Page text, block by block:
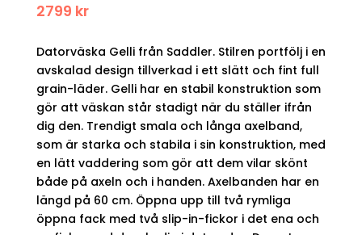
2799 kr
Datorväska Gelli från Saddler. Stilren portfölj i en
avskalad design tillverkad i ett slätt och fint full
grain-läder. Gelli har en stabil konstruktion som
gör att väskan står stadigt när du ställer ifrån
dig den. Trendigt smala och långa axelband,
som är starka och stabila i sin konstruktion, med
en lätt vaddering som gör att dem vilar skönt
både på axeln och i handen. Axelbanden har en
längd på 60 cm. Öppna upp till två rymliga
öppna fack med två slip-in-fickor i det ena och